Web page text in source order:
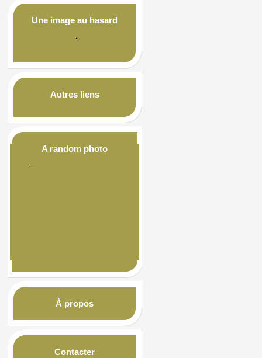
Une image au hasard
Autres liens
A random photo
À propos
Contacter